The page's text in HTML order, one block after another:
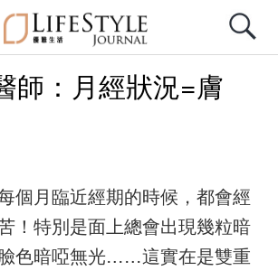
師：月經狀況=膚
個月臨近經期的時候，都會經
！特別是面上總會出現幾粒暗
色暗啞無光……這實在是雙重